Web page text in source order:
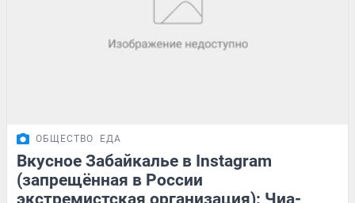
ОБЩЕСТВО ЕДА
Вкусное Забайкалье в Instagram
(запрещённая в России
экстремистская организация): Чиа-